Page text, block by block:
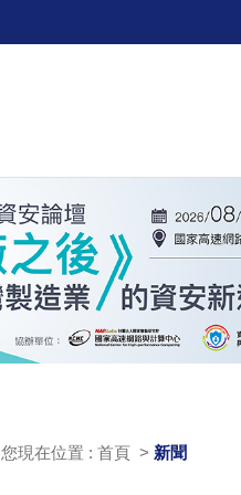
您現在位置 : 首頁 > 新聞